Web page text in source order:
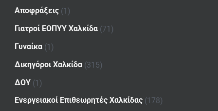
Αποφράξεις (1)
Γιατροί ΕΟΠΥΥ Χαλκίδα (71)
Γυναίκα (1)
Δικηγόροι Χαλκίδα (315)
ΔΟΥ (1)
Ενεργειακοί Επιθεωρητές Χαλκίδας (178)